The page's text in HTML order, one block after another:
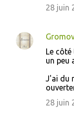
28 juin
Le
un peu
J'ai du
28 juin